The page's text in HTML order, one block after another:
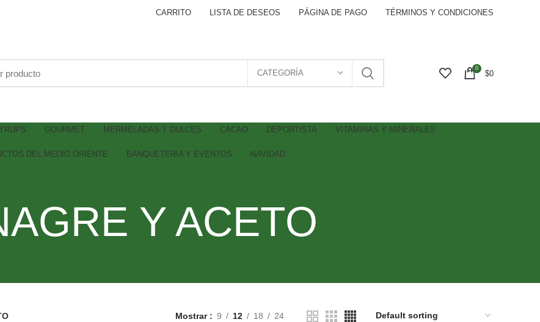
CARRITO LISTA DE DESEOS PÁGINA DE PAGO TÉRMINOS Y CONDICIONES
CATEGORÍA 0
$0
GOURMET MERMELADAS Y DULCES CACAO DEPORTISTA VITAMINAS Y MINERALES
DEL MEDIO ORIENTE BANQUETERIA Y EVENTOS NAVIDAD
Y ACETO
Mostrar 9 12 18 24